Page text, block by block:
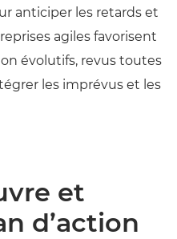
anticiper les retards et
agiles favorisent
évolutifs, revus toutes
les imprévus et les
et
d’action